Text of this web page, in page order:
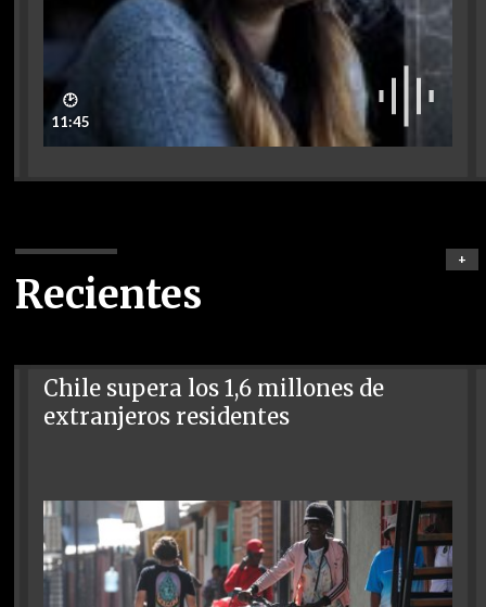
🕑
11:45
Recientes
+
Chile supera los 1,6 millones de
extranjeros residentes